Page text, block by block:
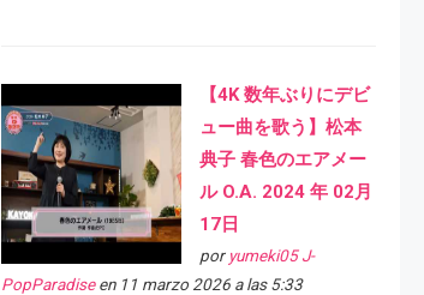
【4K 数年ぶりにデビ
ュー曲を歌う】松本
典子 春色のエアメー
ル O.A. 2024 年 02月
17日
por yumeki05 J-
PopParadiseen 11 marzo 2026 a las 5:33